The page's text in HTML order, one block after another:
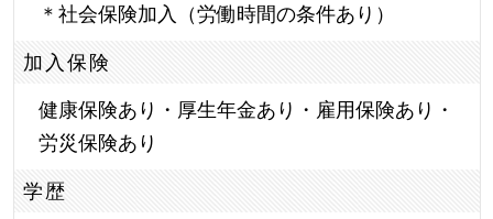
＊社会保険加入（労働時間の条件あり）
加入保険
健康保険あり・厚生年金あり・雇用保険あり・
労災保険あり
学歴